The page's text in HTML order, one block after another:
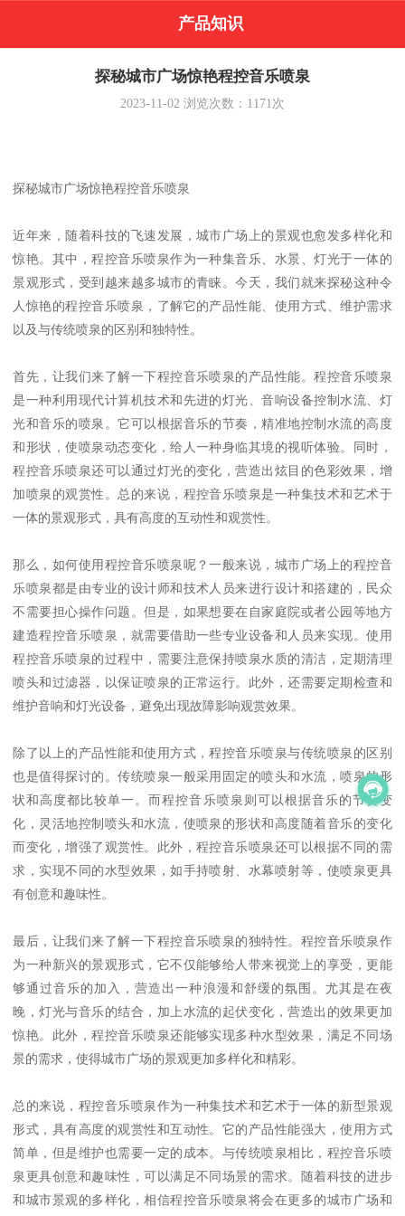
产品知识
探秘城市广场惊艳程控音乐喷泉
2023-11-02 浏览次数： 1171次
探秘城市广场惊艳程控音乐喷泉
近年来，随着科技的飞速发展，城市广场上的景观也愈发多样化和
惊艳。其中，程控音乐喷泉作为一种集音乐、水景、灯光于一体的
景观形式，受到越来越多城市的青睐。今天，我们就来探秘这种令
人惊艳的程控音乐喷泉，了解它的产品性能、使用方式、维护需求
以及与传统喷泉的区别和独特性。
首先，让我们来了解一下程控音乐喷泉的产品性能。程控音乐喷泉
是一种利用现代计算机技术和先进的灯光、音响设备控制水流、灯
光和音乐的喷泉。它可以根据音乐的节奏，精准地控制水流的高度
和形状，使喷泉动态变化，给人一种身临其境的视听体验。同时，
程控音乐喷泉还可以通过灯光的变化，营造出炫目的色彩效果，增
加喷泉的观赏性。总的来说，程控音乐喷泉是一种集技术和艺术于
一体的景观形式，具有高度的互动性和观赏性。
那么，如何使用程控音乐喷泉呢？一般来说，城市广场上的程控音
乐喷泉都是由专业的设计师和技术人员来进行设计和搭建的，民众
不需要担心操作问题。但是，如果想要在自家庭院或者公园等地方
建造程控音乐喷泉，就需要借助一些专业设备和人员来实现。使用
程控音乐喷泉的过程中，需要注意保持喷泉水质的清洁，定期清理
喷头和过滤器，以保证喷泉的正常运行。此外，还需要定期检查和
维护音响和灯光设备，避免出现故障影响观赏效果。
除了以上的产品性能和使用方式，程控音乐喷泉与传统喷泉的区别
也是值得探讨的。传统喷泉一般采用固定的喷头和水流，喷泉的形
状和高度都比较单一。而程控音乐喷泉则可以根据音乐的节奏变
化，灵活地控制喷头和水流，使喷泉的形状和高度随着音乐的变化
而变化，增强了观赏性。此外，程控音乐喷泉还可以根据不同的需
求，实现不同的水型效果，如手持喷射、水幕喷射等，使喷泉更具
有创意和趣味性。
最后，让我们来了解一下程控音乐喷泉的独特性。程控音乐喷泉作
为一种新兴的景观形式，它不仅能够给人带来视觉上的享受，更能
够通过音乐的加入，营造出一种浪漫和舒缓的氛围。尤其是在夜
晚，灯光与音乐的结合，加上水流的起伏变化，营造出的效果更加
惊艳。此外，程控音乐喷泉还能够实现多种水型效果，满足不同场
景的需求，使得城市广场的景观更加多样化和精彩。
总的来说，程控音乐喷泉作为一种集技术和艺术于一体的新型景观
形式，具有高度的观赏性和互动性。它的产品性能强大，使用方式
简单，但是维护也需要一定的成本。与传统喷泉相比，程控音乐喷
泉更具创意和趣味性，可以满足不同场景的需求。随着科技的进步
和城市景观的多样化，相信程控音乐喷泉将会在更多的城市广场和